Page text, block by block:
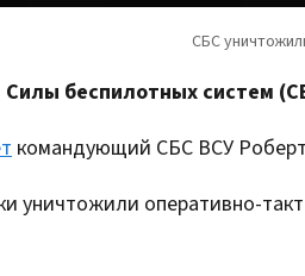
беспилотных систем
командующий СБС ВСУ
уничтожили оперативно-